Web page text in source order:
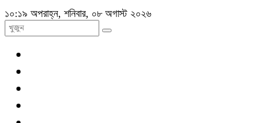
১০:১৯ অপরাহ্ন, শনিবার, ০৮ অগাস্ট ২০২৬